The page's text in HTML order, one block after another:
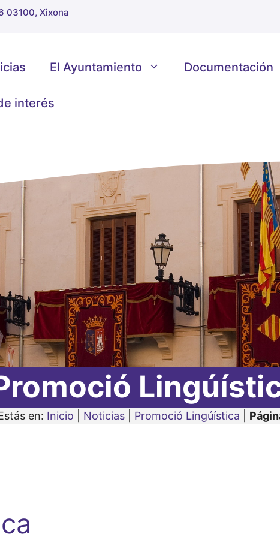
03100, Xixona
El Ayuntamiento Documentación
interés
en: Inicio Noticias Promoció Lingúística